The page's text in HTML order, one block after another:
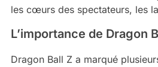
les cœurs des spectateurs, les
L’importance de Dragon
Dragon Ball Z a marqué